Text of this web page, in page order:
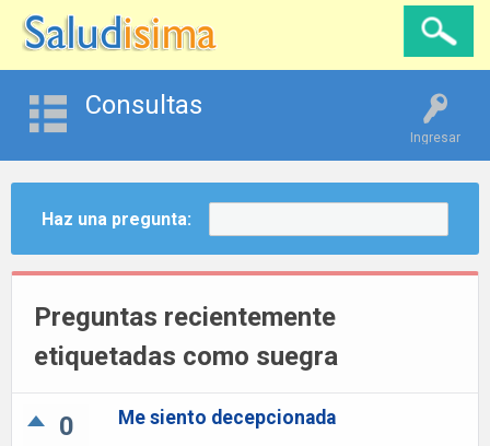
Ingresar
Consultas
Haz una pregunta:
Preguntas recientemente
etiquetadas como suegra
0 Me siento decepcionada